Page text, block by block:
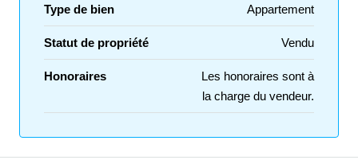
Type de bien Appartement
Statut de propriété Vendu
Honoraires
Les honoraires sont à
la charge du vendeur.